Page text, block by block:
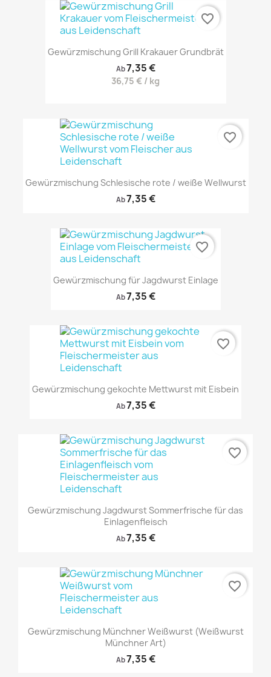
Gewürzmischung Grill Krakauer Grundbrät
Ab7,35 €
36,75 € / kg
favorite_border
Gewürzmischung Schlesische rote / weiße Wellwurst
Ab7,35 €
favorite_border
Gewürzmischung für Jagdwurst Einlage
Ab7,35 €
favorite_border
Gewürzmischung gekochte Mettwurst mit Eisbein
Ab7,35 €
favorite_border
Gewürzmischung Jagdwurst Sommerfrische für das
Einlagenfleisch
Ab7,35 €
favorite_border
Gewürzmischung Münchner Weißwurst (Weißwurst
Münchner Art)
Ab7,35 €
favorite_border